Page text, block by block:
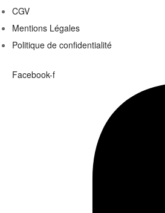
CGV
Mentions Légales
Politique de confidentialité
Facebook-f